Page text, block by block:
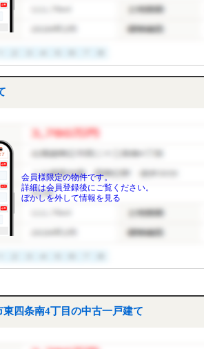
会員様限定の物件です。
詳細は会員登録後にご覧ください。
ぼかしを外して情報を見る
四条南4丁目の中古一戸建て